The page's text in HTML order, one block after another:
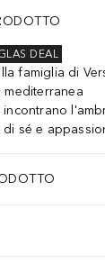
DEAL
famiglia di
sé e